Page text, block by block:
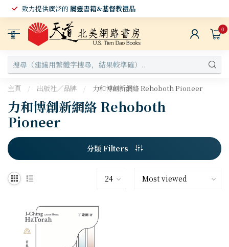
致力提供廣泛的屬靈書籍&基督教禮品
選
單
0
主頁 / 出版社／品牌 / 力和博創新網絡 Rehoboth Pioneer
力和博創新網絡 Rehoboth
Pioneer
分類 Filters